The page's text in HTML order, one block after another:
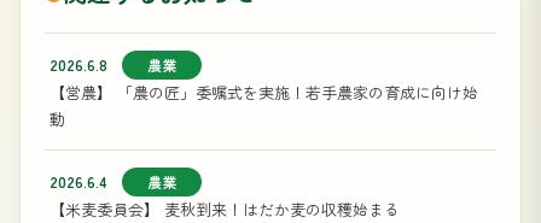
2026.6.8 農業
【営農】 「農の匠」委嘱式を実施！若手農家の育成に向け始
動
2026.6.4 農業
【米麦委員会】 麦秋到来！はだか麦の収穫始まる